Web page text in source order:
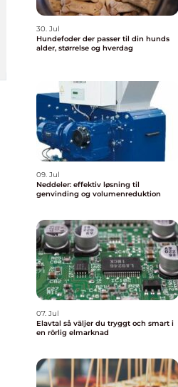
30. Jul
Hundefoder der passer til din hunds
alder, størrelse og hverdag
09. Jul
Neddeler: effektiv løsning til
genvinding og volumenreduktion
07. Jul
Elavtal så väljer du tryggt och smart i
en rörlig elmarknad